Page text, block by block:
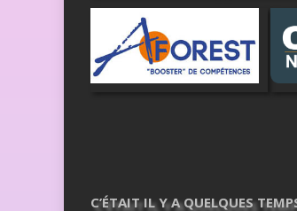
C’ÉTAIT IL Y A QUELQUES